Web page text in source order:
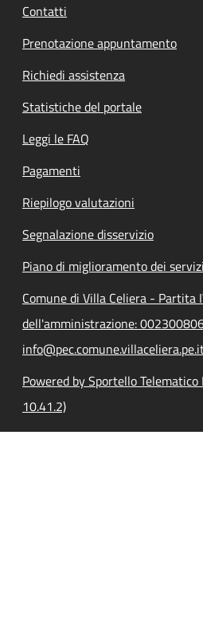
Contatti
Prenotazione appuntamento
Richiedi assistenza
Statistiche del portale
Leggi le FAQ
Pagamenti
Riepilogo valutazioni
Segnalazione disservizio
Piano di miglioramento dei servizi
Comune di Villa Celiera - Partita
dell'amministrazione:
Powered by Sportello
10.41.2)